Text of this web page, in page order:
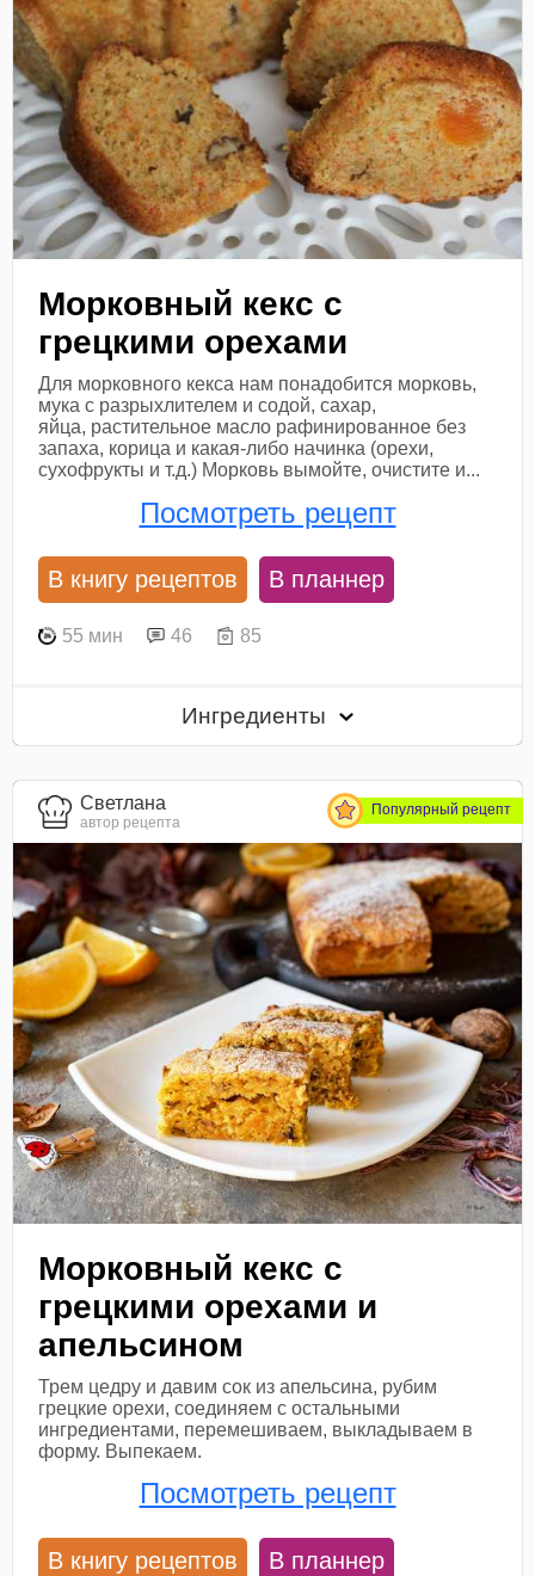
Морковный кекс с
грецкими орехами
Для морковного кекса нам понадобится морковь,
мука с разрыхлителем и содой, сахар,
яйца, растительное масло рафинированное без
запаха, корица и какая-либо начинка (орехи,
сухофрукты и т.д.) Морковь вымойте, очистите и...
Посмотреть рецепт
В книгу рецептов В планнер
55 мин 46 85
Ингредиенты
Светлана
автор рецепта
Популярный рецепт
Морковный кекс с
грецкими орехами и
апельсином
Трем цедру и давим сок из апельсина, рубим
грецкие орехи, соединяем с остальными
ингредиентами, перемешиваем, выкладываем в
форму. Выпекаем.
Посмотреть рецепт
В книгу рецептов В планнер